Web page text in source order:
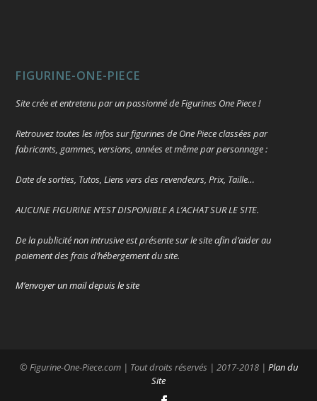
FIGURINE-ONE-PIECE
Site crée et entretenu par un passionné de Figurines One Piece !
Retrouvez toutes les infos sur figurines de One Piece classées par
fabricants, gammes, versions, années et même par personnage :
Date de sorties, Tutos, Liens vers des revendeurs, Prix, Taille…
AUCUNE FIGURINE N’EST DISPONIBLE A L’ACHAT SUR LE SITE.
De la publicité non intrusive est présente sur le site afin d’aider au
paiement des frais d’hébergement du site.
M’envoyer un mail depuis le site
© Figurine-One-Piece.com | Tout droits réservés | 2017-2018 | Plan du
Site